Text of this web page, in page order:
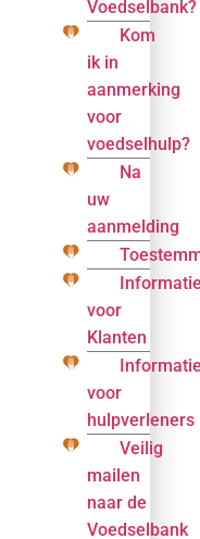
Voedselbank?
Kom
ik in
aanmerking
voor
voedselhulp?
Na
uw
aanmelding
Informatie
voor
Klanten
Informatie
voor
hulpverleners
Veilig
mailen
naar de
Voedselbank